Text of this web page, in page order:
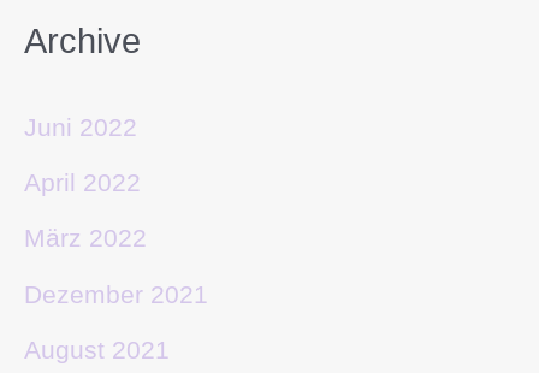
Archive
Juni 2022
April 2022
März 2022
Dezember 2021
August 2021